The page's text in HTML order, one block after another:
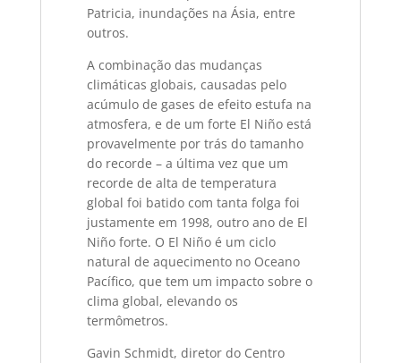
Patricia, inundações na Ásia, entre
outros.
A combinação das mudanças
climáticas globais, causadas pelo
acúmulo de gases de efeito estufa na
atmosfera, e de um forte El Niño está
provavelmente por trás do tamanho
do recorde – a última vez que um
recorde de alta de temperatura
global foi batido com tanta folga foi
justamente em 1998, outro ano de El
Niño forte. O El Niño é um ciclo
natural de aquecimento no Oceano
Pacífico, que tem um impacto sobre o
clima global, elevando os
termômetros.
Gavin Schmidt, diretor do Centro